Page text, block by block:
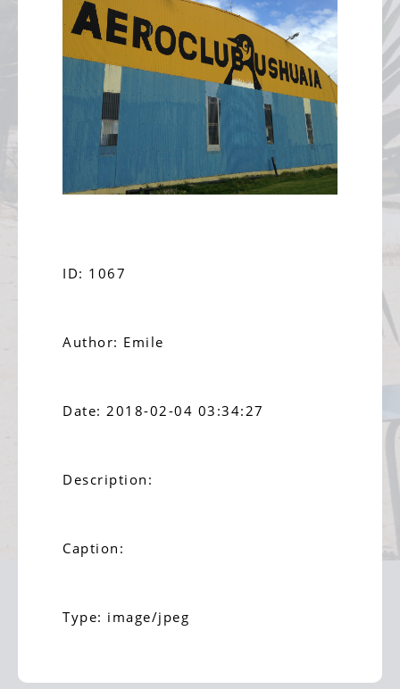
ID: 1067
Author: Emile
Date: 2018-02-04 03:34:27
Description:
Caption:
Type: image/jpeg